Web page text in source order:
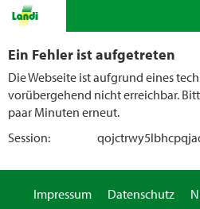
Ein Fehler ist aufgetreten
Die Webseite ist aufgrund eines
vorübergehend nicht erreichbar.
paar Minuten erneut.
Session:
Impressum Datenschutz